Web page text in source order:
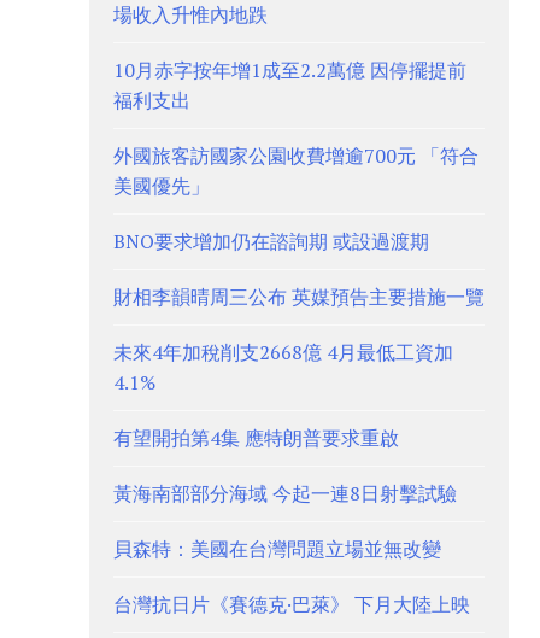
場收入升惟內地跌
10月赤字按年增1成至2.2萬億 因停擺提前
福利支出
外國旅客訪國家公園收費增逾700元 「符合
美國優先」
BNO要求增加仍在諮詢期 或設過渡期
財相李韻晴周三公布 英媒預告主要措施一覽
未來4年加稅削支2668億 4月最低工資加
4.1%
有望開拍第4集 應特朗普要求重啟
黃海南部部分海域 今起一連8日射擊試驗
貝森特：美國在台灣問題立場並無改變
台灣抗日片《賽德克·巴萊》 下月大陸上映